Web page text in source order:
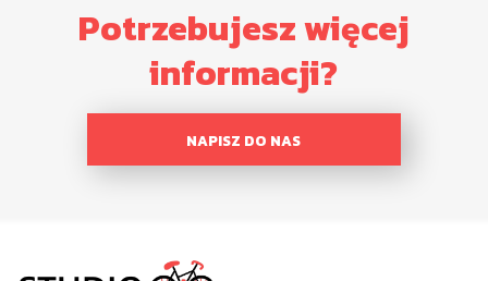
Potrzebujesz więcej
informacji?
NAPISZ DO NAS